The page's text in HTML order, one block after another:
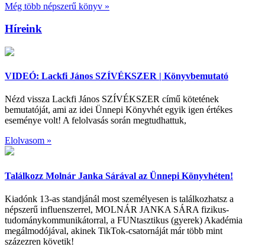
Még több népszerű könyv »
Híreink
VIDEÓ: Lackfi János SZÍVÉKSZER | Könyvbemutató
Nézd vissza Lackfi János SZÍVÉKSZER című kötetének
bemutatóját, ami az idei Ünnepi Könyvhét egyik igen értékes
eseménye volt! A felolvasás során megtudhattuk,
Elolvasom »
Találkozz Molnár Janka Sárával az Ünnepi Könyvhéten!
Kiadónk 13-as standjánál most személyesen is találkozhatsz a
népszerű influenszerrel, MOLNÁR JANKA SÁRA fizikus-
tudománykommunikátorral, a FUNtasztikus (gyerek) Akadémia
megálmodójával, akinek TikTok-csatornáját már több mint
százezren követik!